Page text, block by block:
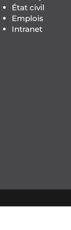
État civil
Emplois
Intranet